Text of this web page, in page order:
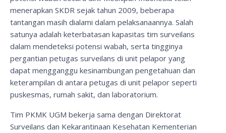
menerapkan SKDR sejak tahun 2009, beberapa
tantangan masih dialami dalam pelaksanaannya. Salah
satunya adalah keterbatasan kapasitas tim surveilans
dalam mendeteksi potensi wabah, serta tingginya
pergantian petugas surveilans di unit pelapor yang
dapat mengganggu kesinambungan pengetahuan dan
keterampilan di antara petugas di unit pelapor seperti
puskesmas, rumah sakit, dan laboratorium.
Tim PKMK UGM bekerja sama dengan Direktorat
Surveilans dan Kekarantinaan Kesehatan Kementerian